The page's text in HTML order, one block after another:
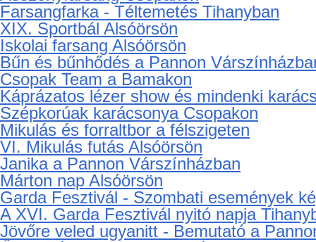
Farsangfarka - Téltemetés Tihanyban
XIX. Sportbál Alsóörsön
Iskolai farsang Alsóörsön
Bűn és bűnhődés a Pannon
Csopak Team a Bamakon
Káprázatos lézer show és mindenki
Szépkorúak karácsonya Csopakon
Mikulás és forraltbor a félszigeten
VI. Mikulás futás Alsóörsön
Janika a Pannon Várszínházban
Márton nap Alsóörsön
Garda Fesztivál - Szombati események
A XVI. Garda Fesztivál nyitó napja
Jövőre veled ugyanitt - Bemutató a